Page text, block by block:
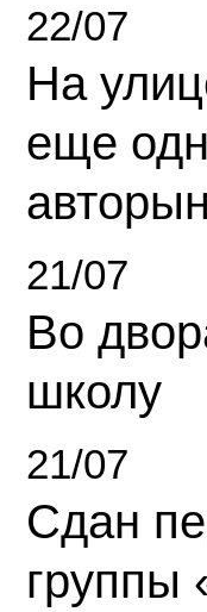
22/07
На
еще
21/07
Во
школу
21/07
Сдан